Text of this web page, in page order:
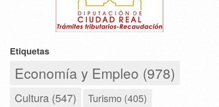
Etiquetas
Economía y Empleo (978)
Cultura (547) Turismo (405)